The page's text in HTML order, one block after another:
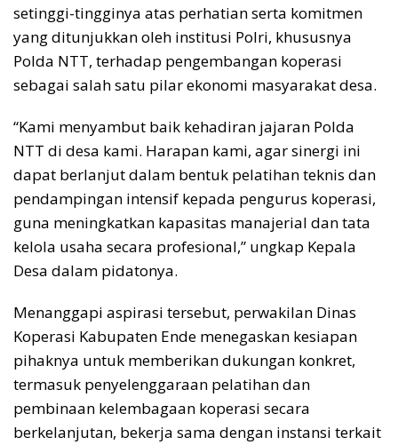
setinggi-tingginya atas perhatian serta komitmen
yang ditunjukkan oleh institusi Polri, khususnya
Polda NTT, terhadap pengembangan koperasi
sebagai salah satu pilar ekonomi masyarakat desa.
“Kami menyambut baik kehadiran jajaran Polda
NTT di desa kami. Harapan kami, agar sinergi ini
dapat berlanjut dalam bentuk pelatihan teknis dan
pendampingan intensif kepada pengurus koperasi,
guna meningkatkan kapasitas manajerial dan tata
kelola usaha secara profesional,” ungkap Kepala
Desa dalam pidatonya.
Menanggapi aspirasi tersebut, perwakilan Dinas
Koperasi Kabupaten Ende menegaskan kesiapan
pihaknya untuk memberikan dukungan konkret,
termasuk penyelenggaraan pelatihan dan
pembinaan kelembagaan koperasi secara
berkelanjutan, bekerja sama dengan instansi terkait